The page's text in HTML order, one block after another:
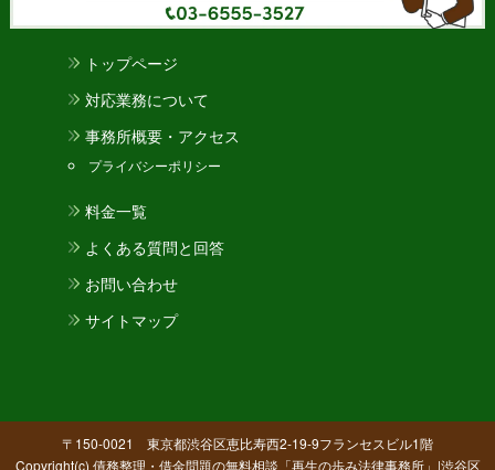
トップページ
対応業務について
事務所概要・アクセス
プライバシーポリシー
料金一覧
よくある質問と回答
お問い合わせ
サイトマップ
〒150-0021 東京都渋谷区恵比寿西2-19-9フランセスビル1階
Copyright(c) 債務整理・借金問題の無料相談「再生の歩み法律事務所」|渋谷区